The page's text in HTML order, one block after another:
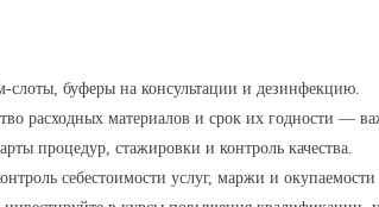
буферы на консультации и дезинфекцию.
расходных материалов и срок их годности —
процедур, стажировки и контроль качества.
себестоимости услуг, маржи и окупаемости